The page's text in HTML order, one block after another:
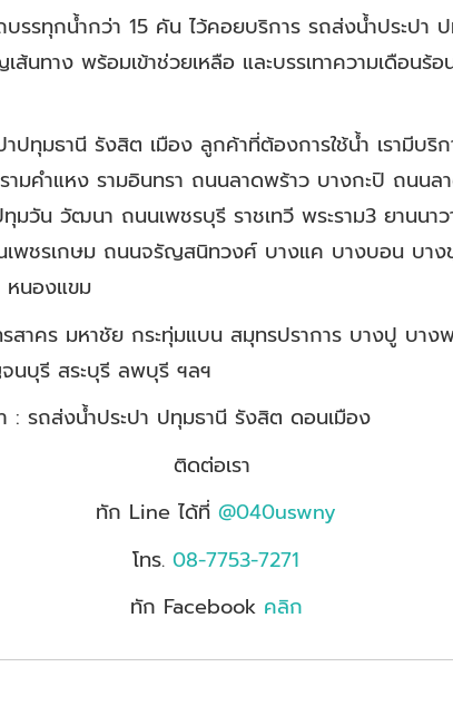
รทุกน้ำกว่า 15 คัน ไว้คอยบริการ รถส่งน้ำประปา
นทาง พร้อมเข้าช่วยเหลือ และบรรเทาความเดือน
าปทุมธานี รังสิต เมือง ลูกค้าที่ต้องการใช้น้ำ เรามีบ
มคำแหง รามอินทรา ถนนลาดพร้าว บางกะปิ ถนน
วัน วัฒนา ถนนเพชรบุรี ราชเทวี พระราม3 ยานน
พชรเกษม ถนนจรัญสนิทวงศ์ บางแค บางบอน บา
นองแขม
สาคร มหาชัย กระทุ่มแบน สมุทรปราการ บางปู บ
นบุรี สระบุรี ลพบุรี ฯลฯ
: รถส่งน้ำประปา ปทุมธานี รังสิต ดอนเมือง
ติดต่อเรา
ทัก Line ได้ที่ @040uswny
โทร. 08-7753-7271
ทัก Facebook คลิก